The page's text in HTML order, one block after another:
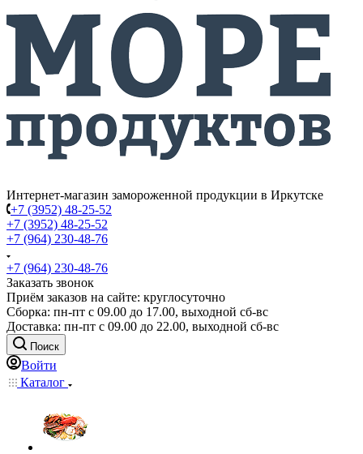
Интернет-магазин замороженной продукции в Иркутске
+7 (3952) 48-25-52
+7 (3952) 48-25-52
+7 (964) 230-48-76
+7 (964) 230-48-76
Заказать звонок
Приём заказов на сайте: круглосуточно
Сборка: пн-пт с 09.00 до 17.00, выходной сб-вс
Доставка: пн-пт с 09.00 до 22.00, выходной сб-вс
Поиск
Войти
Каталог